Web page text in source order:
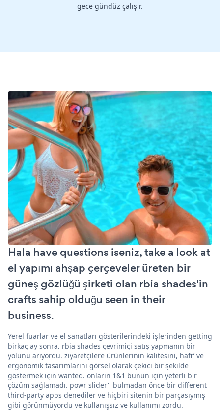
gece gündüz çalışır.
Hala have questions iseniz, take a look at
el yapımı ahşap çerçeveler üreten bir
güneş gözlüğü şirketi olan rbia shades'in
crafts sahip olduğu seen in their
business.
Yerel fuarlar ve el sanatları gösterilerindeki işlerinden getting
birkaç ay sonra, rbia shades çevrimiçi satış yapmanın bir
yolunu arıyordu. ziyaretçilere ürünlerinin kalitesini, hafif ve
ergonomik tasarımlarını görsel olarak çekici bir şekilde
göstermek için wanted. onların 1&1 bunun için yeterli bir
çözüm sağlamadı. powr slider'ı bulmadan önce bir different
third-party apps denediler ve hiçbiri sitenin bir parçasıymış
gibi görünmüyordu ve kullanışsız ve kullanımı zordu.